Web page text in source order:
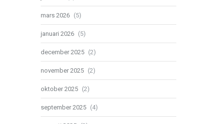
mars 2026 (5)
januari 2026 (5)
december 2025 (2)
november 2025 (2)
oktober 2025 (2)
september 2025 (4)